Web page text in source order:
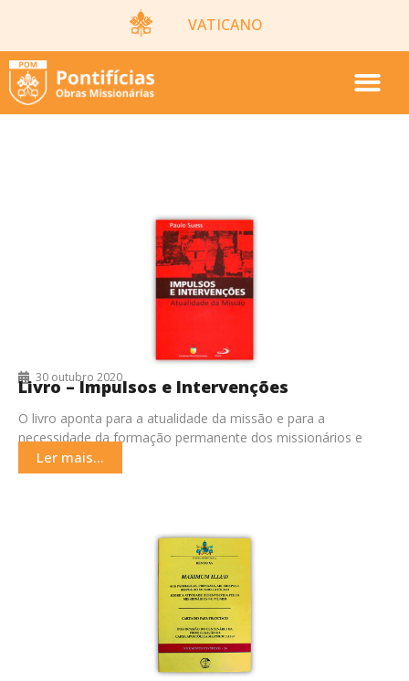
VATICANO
30 outubro 2020
Livro – Impulsos e Intervenções
O livro aponta para a atualidade da missão e para a
necessidade da formação permanente dos missionários e
missionárias.
Ler mais...